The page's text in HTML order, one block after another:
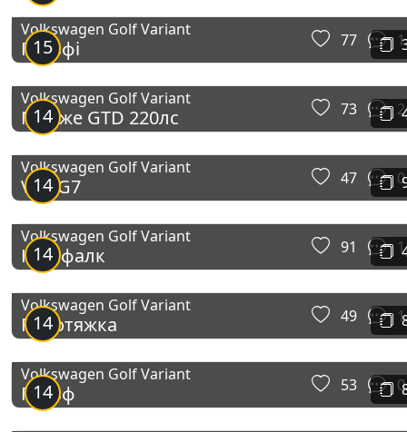
15
Volkswagen Golf Variant
Гольфі 77 1
14
Volkswagen Golf Variant
Майже GTD 220лс 73 2
14
Volkswagen Golf Variant
VW_G7 47 0
14
Volkswagen Golf Variant
Катафалк 91 1
14
Volkswagen Golf Variant
Роботяжка 49 1
14
Volkswagen Golf Variant
Гольф 53 0